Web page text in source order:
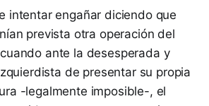
intentar engañar diciendo que
prevista otra operación del
ante la desesperada y
de presentar su propia
-legalmente imposible-, el